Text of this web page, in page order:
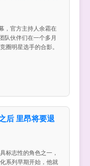
，官方主持人余霜在
队伙伴们在一个多月
圈明星选手的合影。
后 里昂将要退
标志性的角色之一，
系列早期开始，他就